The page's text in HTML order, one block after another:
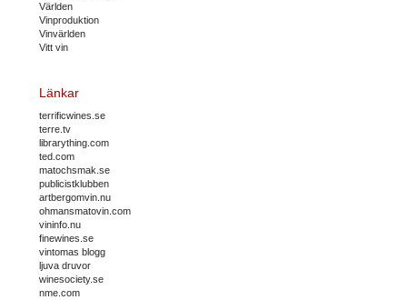
Världen
Vinproduktion
Vinvärlden
Vitt vin
Länkar
terrificwines.se
terre.tv
librarything.com
ted.com
matochsmak.se
publicistklubben
artbergomvin.nu
ohmansmatovin.com
vininfo.nu
finewines.se
vintomas blogg
ljuva druvor
winesociety.se
nme.com